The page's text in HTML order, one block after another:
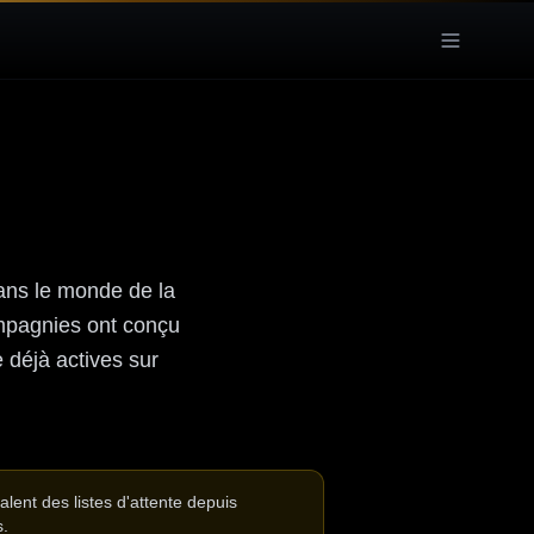
le monde de la
ont conçu
déjà actives sur
des listes d'attente depuis